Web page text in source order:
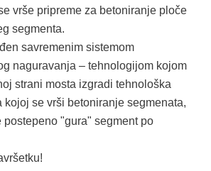
vrše pripreme za betoniranje ploče
segmenta.
savremenim sistemom
naguravanja – tehnologijom kojom
strani mosta izgradi tehnološka
kojoj se vrši betoniranje segmenata,
postepeno "gura" segment po